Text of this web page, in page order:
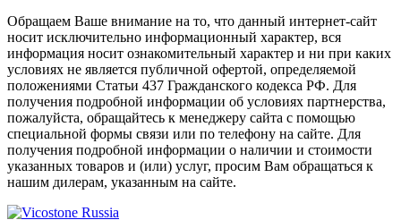
Обращаем Ваше внимание на то, что данный интернет-сайт
носит исключительно информационный характер, вся
информация носит ознакомительный характер и ни при каких
условиях не является публичной офертой, определяемой
положениями Статьи 437 Гражданского кодекса РФ. Для
получения подробной информации об условиях партнерства,
пожалуйста, обращайтесь к менеджеру сайта с помощью
специальной формы связи или по телефону на сайте. Для
получения подробной информации о наличии и стоимости
указанных товаров и (или) услуг, просим Вам обращаться к
нашим дилерам, указанным на сайте.